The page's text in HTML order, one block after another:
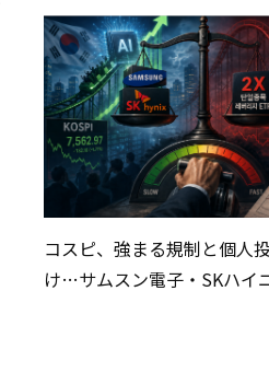
コスピ、強まる規制と個人
け…サムスン電子・SKハイ